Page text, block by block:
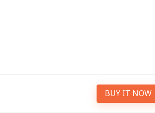
BUY IT NOW